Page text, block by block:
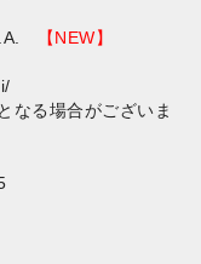
【NEW】
なる場合がございま